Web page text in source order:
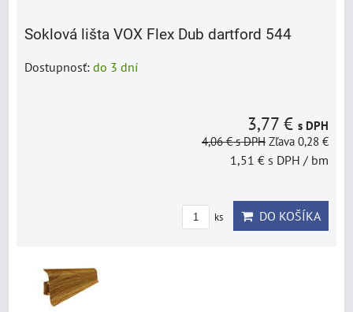
Soklová lišta VOX Flex Dub dartford 544
Dostupnosť: do 3 dní
3,77 € s DPH
4,06 €s DPH Zľava 0,28 €
1,51 € s DPH / bm
ks DO KOŠÍKA